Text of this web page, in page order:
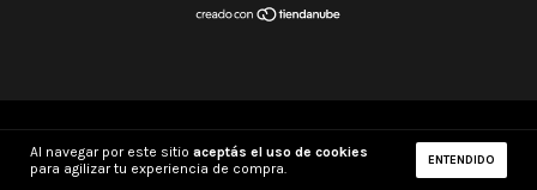
Al navegar por este sitio aceptás el uso de cookies
para agilizar tu experiencia de compra.
ENTENDIDO